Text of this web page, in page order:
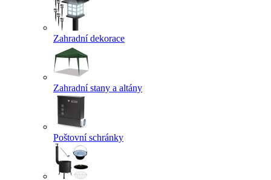
Zahradní dekorace
Zahradní stany a altány
Poštovní schránky